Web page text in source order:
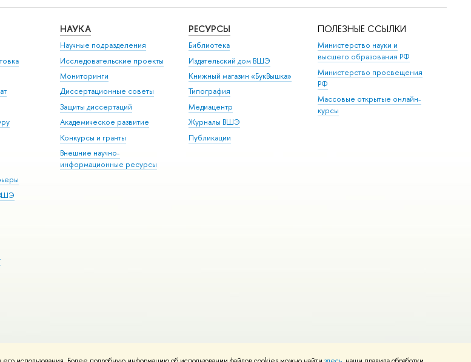
НАУКА
Научные подразделения
Исследовательские проекты
Мониторинги
Диссертационные советы
Защиты диссертаций
Академическое развитие
Конкурсы и гранты
Внешние научно-
информационные ресурсы
РЕСУРСЫ
Библиотека
Издательский дом ВШЭ
Книжный магазин «БукВышка»
Типография
Медиацентр
Журналы ВШЭ
Публикации
ПОЛЕЗНЫЕ ССЫЛКИ
Министерство науки и
высшего образования РФ
Министерство просвещения
РФ
Массовые открытые онлайн-
курсы